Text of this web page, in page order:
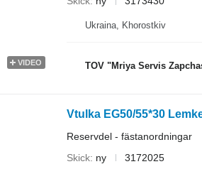
VIDEO
Ukraina, Khorostkiv
TOV "Mriya Servis
Vtulka EG50/55*30
Reservdel - fästanordningar
Skick ny 3172025